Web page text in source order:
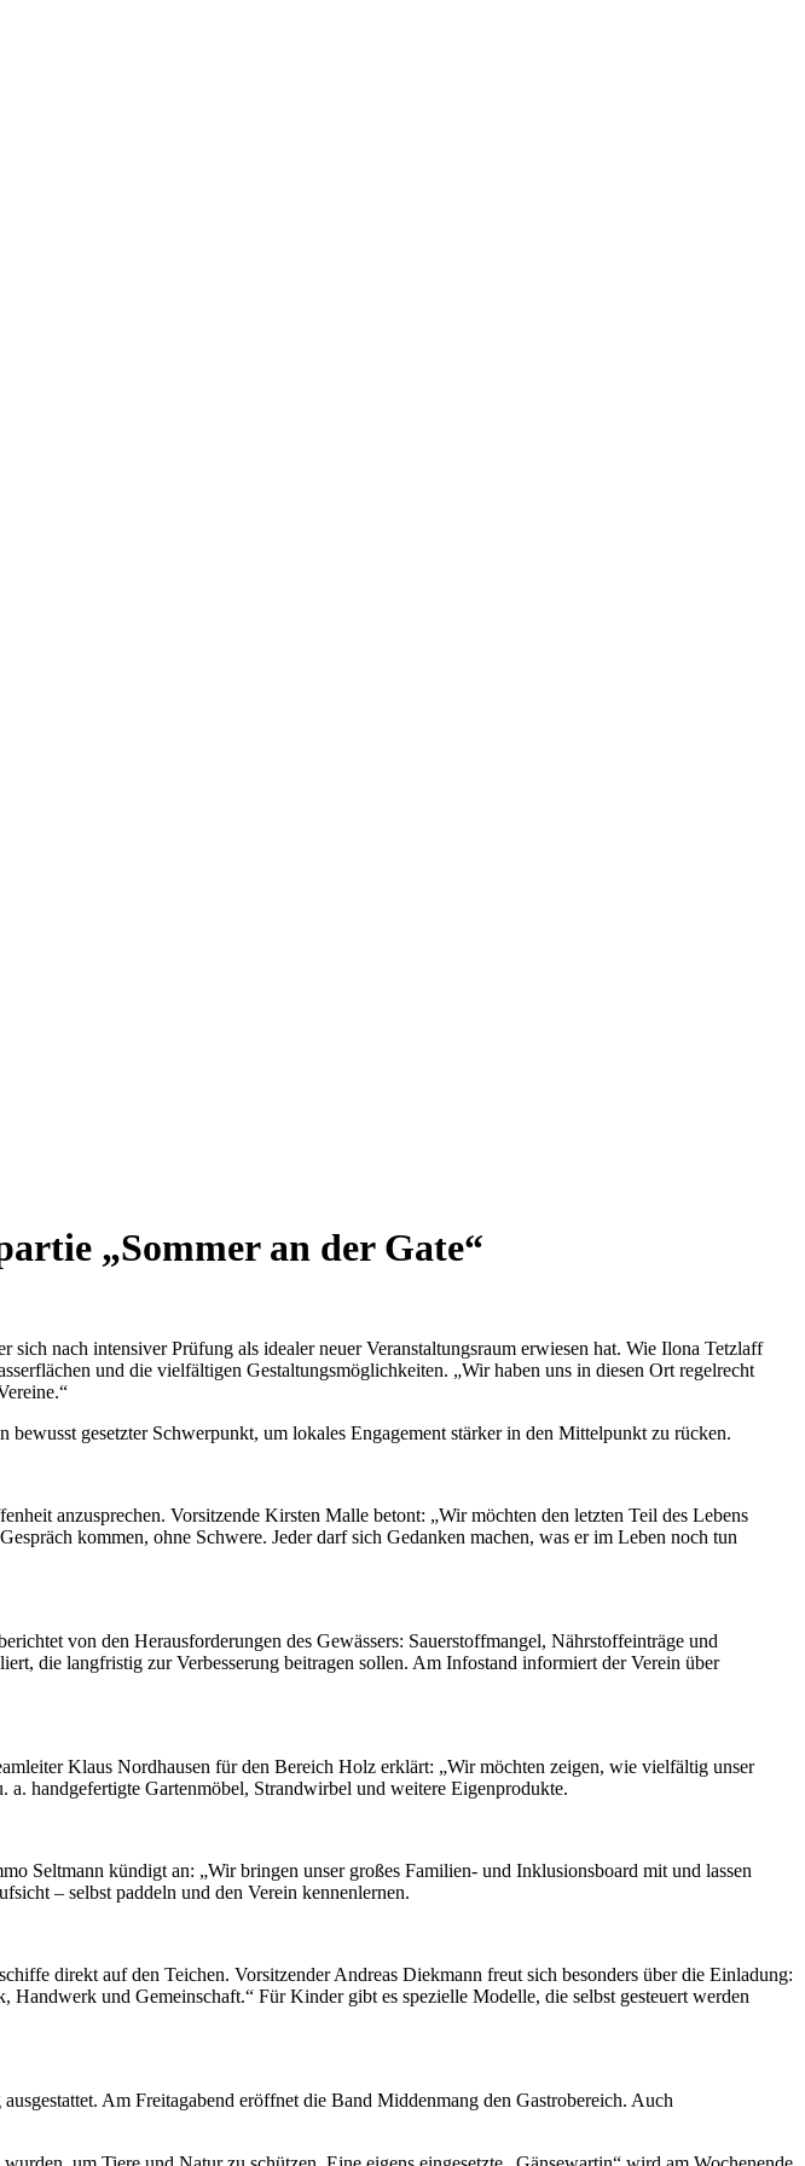
„Sommer an der Gate“
nach intensiver Prüfung als idealer neuer Veranstaltungsraum erwiesen hat. Wie Ilona Tetzlaff
und die vielfältigen Gestaltungsmöglichkeiten. „Wir haben uns in diesen Ort regelrecht
gesetzter Schwerpunkt, um lokales Engagement stärker in den Mittelpunkt zu rücken.
anzusprechen. Vorsitzende Kirsten Malle betont: „Wir möchten den letzten Teil des Lebens
kommen, ohne Schwere. Jeder darf sich Gedanken machen, was er im Leben noch tun
von den Herausforderungen des Gewässers: Sauerstoffmangel, Nährstoffeinträge und
die langfristig zur Verbesserung beitragen sollen. Am Infostand informiert der Verein über
Klaus Nordhausen für den Bereich Holz erklärt: „Wir möchten zeigen, wie vielfältig unser
handgefertigte Gartenmöbel, Strandwirbel und weitere Eigenprodukte.
Seltmann kündigt an: „Wir bringen unser großes Familien- und Inklusionsboard mit und lassen
– selbst paddeln und den Verein kennenlernen.
direkt auf den Teichen. Vorsitzender Andreas Diekmann freut sich besonders über die Einladung:
und Gemeinschaft.“ Für Kinder gibt es spezielle Modelle, die selbst gesteuert werden
Am Freitagabend eröffnet die Band Middenmang den Gastrobereich. Auch